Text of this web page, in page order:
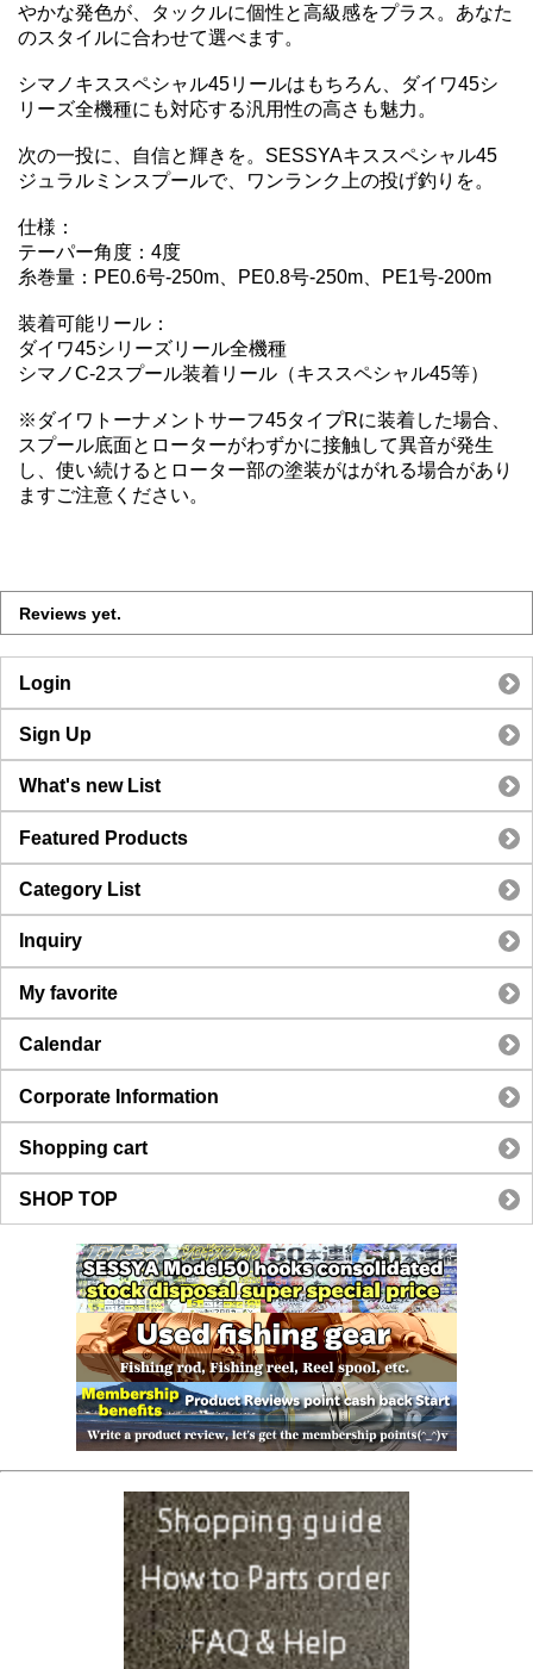
やかな発色が、タックルに個性と高級感をプラス。あなた
のスタイルに合わせて選べます。
シマノキススペシャル45リールはもちろん、ダイワ45シ
リーズ全機種にも対応する汎用性の高さも魅力。
次の一投に、自信と輝きを。SESSYAキススペシャル45
ジュラルミンスプールで、ワンランク上の投げ釣りを。
仕様：
テーパー角度：4度
糸巻量：PE0.6号-250m、PE0.8号-250m、PE1号-200m
装着可能リール：
ダイワ45シリーズリール全機種
シマノC-2スプール装着リール（キススペシャル45等）
※ダイワトーナメントサーフ45タイプRに装着した場合、
スプール底面とローターがわずかに接触して異音が発生
し、使い続けるとローター部の塗装がはがれる場合があり
ますご注意ください。
Reviews yet.
Login
Sign Up
What's new List
Featured Products
Category List
Inquiry
My favorite
Calendar
Corporate Information
Shopping cart
SHOP TOP